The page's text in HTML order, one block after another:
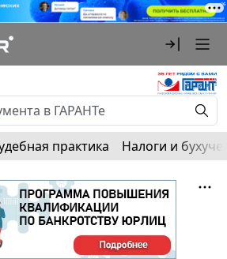
практика Налоги и